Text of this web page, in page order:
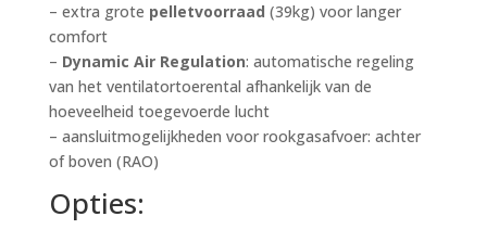
– extra grote pelletvoorraad (39kg) voor langer
comfort
– Dynamic Air Regulation: automatische regeling
van het ventilatortoerental afhankelijk van de
hoeveelheid toegevoerde lucht
– aansluitmogelijkheden voor rookgasafvoer: achter
of boven (RAO)
Opties: